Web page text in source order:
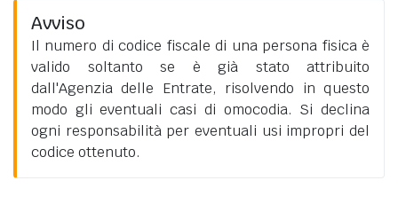
Avviso
Il numero di codice fiscale di una persona fisica è
valido soltanto se è già stato attribuito
dall'Agenzia delle Entrate, risolvendo in questo
modo gli eventuali casi di omocodia. Si declina
ogni responsabilità per eventuali usi impropri del
codice ottenuto.